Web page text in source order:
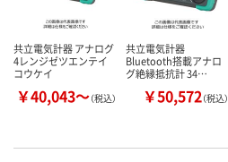
共立電気計器 アナログ
4レンジゼツエンテイ
コウケイ
￥40,043～（税込）
共立電気計器
Bluetooth搭載アナロ
グ絶縁抵抗計 34…
￥50,572（税込）